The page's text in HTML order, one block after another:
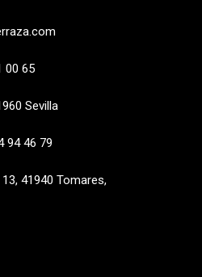
00 65
Sevilla
94 46 79
41940 Tomares,